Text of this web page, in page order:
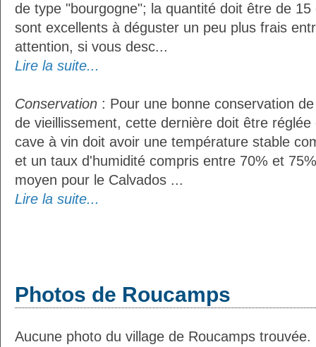
de type "bourgogne"; la quantité doit être de
sont excellents à déguster un peu plus frais
attention, si vous desc...
Lire la suite...
Conservation : Pour une bonne conservation
de vieillissement, cette dernière doit être réglée
cave à vin doit avoir une température stable
et un taux d'humidité compris entre 70% et
moyen pour le Calvados ...
Lire la suite...
Photos de Roucamps
Aucune photo du village de Roucamps